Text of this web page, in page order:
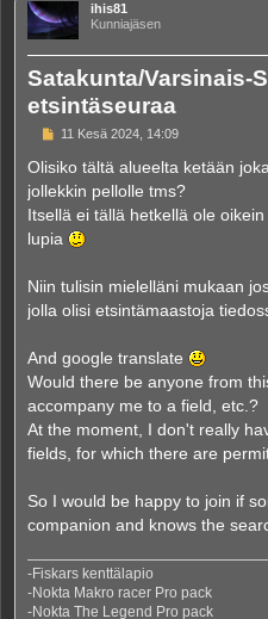
ihis81
Kunniajäsen
Satakunta/Varsinais-
etsintäseuraa
V
e
t
i
11 Kesä 2024, 14:09
Olisiko tältä alueelta ketään
jollekkin pellolle tms?
Itsellä ei tällä hetkellä ole
lupia
Niin tulisin mielelläni mukaan
jolla olisi etsintämaastoja
And google translate
Would there be anyone from
accompany me to a field, etc.?
At the moment, I don't really
fields, for which there are
So I would be happy to join if
companion and knows the
-Fiskars kenttälapio
-Nokta Makro racer Pro pack
-Nokta The Legend Pro pack